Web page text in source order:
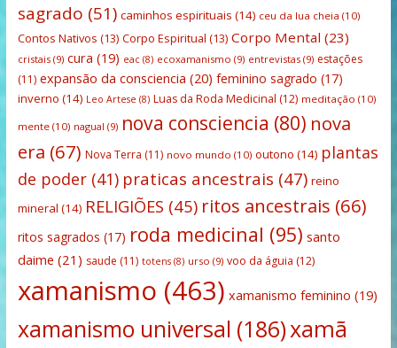
sagrado (51) caminhos espirituais (14) ceu da lua cheia (10)
Contos Nativos (13) Corpo Espiritual (13) Corpo Mental (23)
cristais(9) cura (19) eac(8) ecoxamanismo (9) entrevistas(9) estações
(11) expansão da consciencia (20) feminino sagrado (17)
inverno (14) Leo Artese (8) Luas da Roda Medicinal (12) meditação (10)
mente(10) nagual (9) nova consciencia (80) nova
era (67) Nova Terra (11) novo mundo (10) outono (14) plantas
de poder(41) praticas ancestrais (47) reino
mineral (14) RELIGIÕES (45) ritos ancestrais (66)
ritos sagrados (17) roda medicinal (95) santo
daime (21) saude (11) totens(8) urso (9) voo da águia (12)
xamanismo (463) xamanismo feminino (19)
xamanismo universal (186)xamã